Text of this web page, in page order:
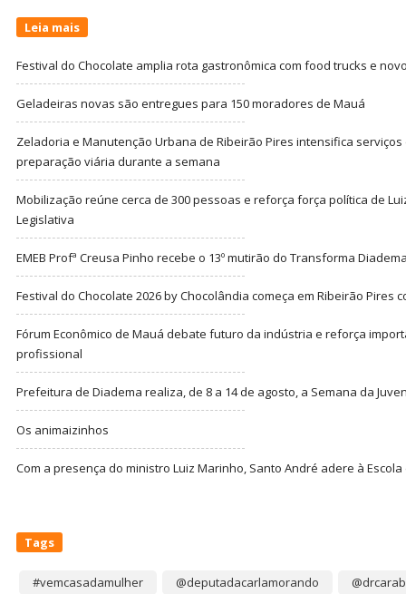
Leia mais
Festival do Chocolate amplia rota gastronômica com food trucks e
Geladeiras novas são entregues para 150 moradores de Mauá
Zeladoria e Manutenção Urbana de Ribeirão Pires intensifica
preparação viária durante a semana
Mobilização reúne cerca de 300 pessoas e reforça força política de
Legislativa
EMEB Profª Creusa Pinho recebe o 13º mutirão do Transforma
Festival do Chocolate 2026 by Chocolândia começa em Ribeirão Pires
Fórum Econômico de Mauá debate futuro da indústria e reforça
profissional
Prefeitura de Diadema realiza, de 8 a 14 de agosto, a Semana da
Os animaizinhos
Com a presença do ministro Luiz Marinho, Santo André adere à
Tags
#vemcasadamulher @deputadacarlamorando